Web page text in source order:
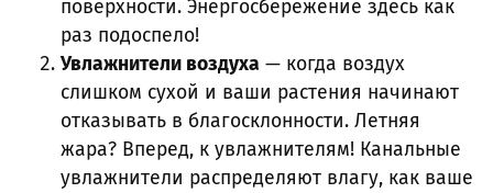
поверхности. Энергосбережение здесь как
раз подоспело!
Увлажнители воздуха — когда воздух
слишком сухой и ваши растения начинают
отказывать в благосклонности. Летняя
жара? Вперед, к увлажнителям! Канальные
увлажнители распределяют влагу, как ваше